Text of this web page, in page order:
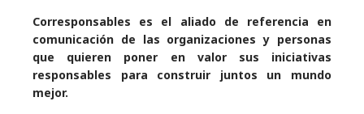
Corresponsables es el aliado de referencia en
comunicación de las organizaciones y personas
que quieren poner en valor sus iniciativas
responsables para construir juntos un mundo
mejor.